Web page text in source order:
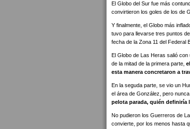
El Globo del Sur fue más
convirtieron los goles de los de
Y finalmente, el Globo más
tuvo para llevarse tres puntos
fecha de la Zona 11 del Federal
El Globo de Las Heras salió
de la mitad de la primera parte,
esta manera concretaron a
En la seguda parte, se vio un
el área de González, pero
pelota parada, quién definiría
No pudieron los Guerreros de
convierte, por los menos hasta